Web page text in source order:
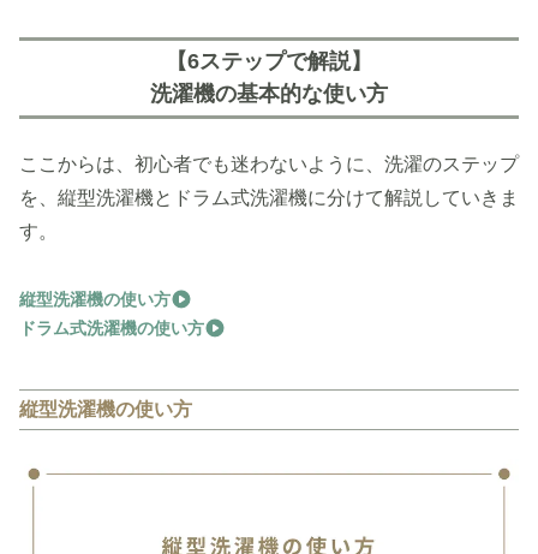
【6ステップで解説】
洗濯機の基本的な使い方
ここからは、初心者でも迷わないように、洗濯のステップ
を、縦型洗濯機とドラム式洗濯機に分けて解説していきま
す。
縦型洗濯機の使い方
ドラム式洗濯機の使い方
縦型洗濯機の使い方